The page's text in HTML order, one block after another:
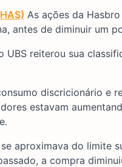
As ações da
antes de diminuir um
UBS reiterou sua
discricionário e
estavam
aproximava do limite
a compra